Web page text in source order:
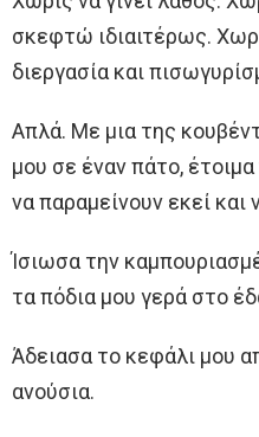
σκεφτώ ιδιαιτέρως.
διεργασία και
Απλά. Με μια της
μου σε έναν πάτο,
να παραμείνουν εκεί
Ίσιωσα την
τα πόδια μου γερά στο
Άδειασα το κεφάλι μου
ανούσια.